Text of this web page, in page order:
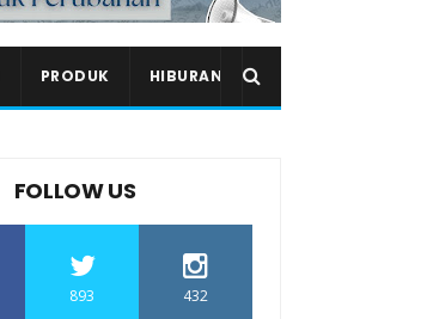
PRODUK HIBURAN
FOLLOW US
893 432